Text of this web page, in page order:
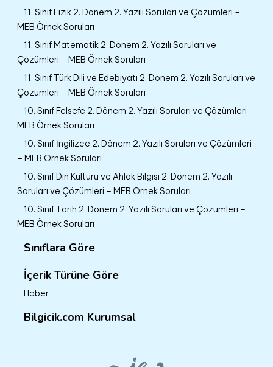
11. Sınıf Fizik 2. Dönem 2. Yazılı Soruları ve Çözümleri –
MEB Örnek Soruları
11. Sınıf Matematik 2. Dönem 2. Yazılı Soruları ve
Çözümleri – MEB Örnek Soruları
11. Sınıf Türk Dili ve Edebiyatı 2. Dönem 2. Yazılı Soruları ve
Çözümleri – MEB Örnek Soruları
10. Sınıf Felsefe 2. Dönem 2. Yazılı Soruları ve Çözümleri –
MEB Örnek Soruları
10. Sınıf İngilizce 2. Dönem 2. Yazılı Soruları ve Çözümleri
– MEB Örnek Soruları
10. Sınıf Din Kültürü ve Ahlak Bilgisi 2. Dönem 2. Yazılı
Soruları ve Çözümleri – MEB Örnek Soruları
10. Sınıf Tarih 2. Dönem 2. Yazılı Soruları ve Çözümleri –
MEB Örnek Soruları
Sınıflara Göre
İçerik Türüne Göre
Haber
Bilgicik.com Kurumsal